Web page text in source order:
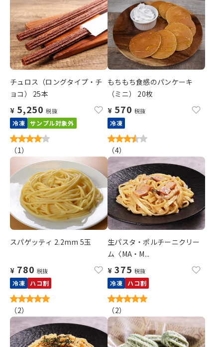
チュロス（ロングタイプ・チ
ョコ） 25本
¥ 5,250 税抜
冷凍 サンプル対象外
（1）
もちもち食感のパンケーキ
（ミニ） 20枚
¥ 570 税抜
冷凍
（4）
スパゲッティ 2.2mm 5玉
¥ 780 税抜
冷凍 ハコ割
（2）
生パスタ・ポルチーニクリー
ム〈MA・M...
¥ 375 税抜
冷凍 ハコ割
（2）